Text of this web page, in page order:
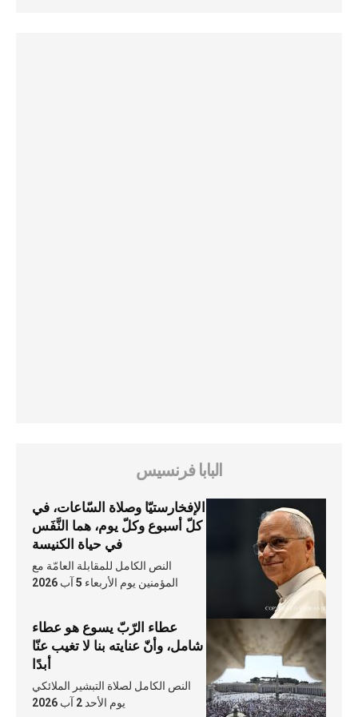
البابا فرنسيس
الإفخارستيّا وصلاة السّاعات، في
كلّ أسبوع وكلّ يوم، هما النَّفَس
في حياة الكنيسة
النص الكامل للمقابلة العامّة مع
المؤمنين يوم الأربعاء 5 آب 2026
عطاء الرّبّ يسوع هو عطاء
شامل، وأنّ عنايته بنا لا تغيب عنّا
أبدًا
النص الكامل لصلاة التبشير الملائكي
يوم الأحد 2 آب 2026